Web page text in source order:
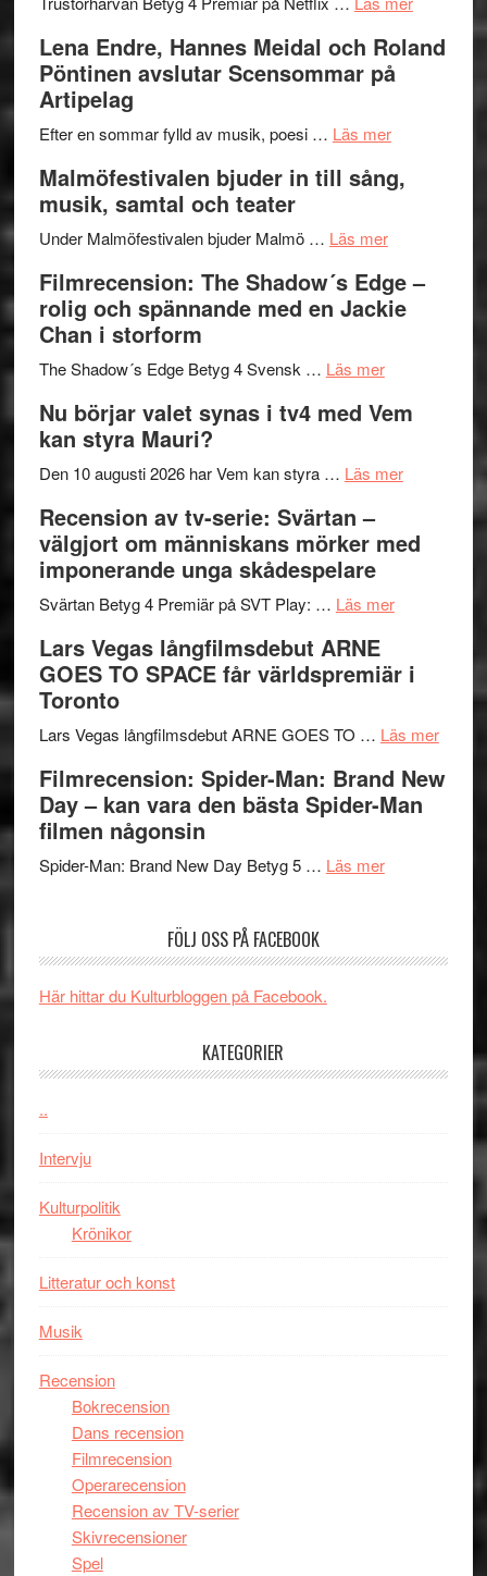
I
Delvis
genrens
terräng
på
Lena Endre, Hannes Meidal och Roland
Pöntinen avslutar Scensommar på
Artipelag
Efter en sommar fylld av musik, poesi … Läs merom
Endre,
Roland
Pöntinen
Artipelag
Malmöfestivalen bjuder in till sång,
musik, samtal och teater
Under Malmöfestivalen bjuder Malmö … Läs merom
bjuder
in
samtal
teater
Filmrecension: The Shadow´s Edge –
rolig och spännande med en Jackie
Chan i storform
The Shadow´s Edge Betyg 4 Svensk … Läs merom
The
´s
rolig
spännande
Jackie
i
Nu börjar valet synas i tv4 med Vem
kan styra Mauri?
Den 10 augusti 2026 har Vem kan styra … Läs merom
valet
Vem
styra
Recension av tv-serie: Svärtan –
välgjort om människans mörker med
imponerande unga skådespelare
Svärtan Betyg 4 Premiär på SVT Play: … Läs merom
tv-
Svärtan
välgjort
om
Lars Vegas långfilmsdebut ARNE
GOES TO SPACE får världspremiär i
Toronto
Lars Vegas långfilmsdebut ARNE GOES TO … Läs merom
Vegas
Filmrecension: Spider-Man: Brand New
Day – kan vara den bästa Spider-Man
filmen någonsin
Spider-Man: Brand New Day Betyg 5 … Läs merom
Brand
kan
FÖLJ OSS PÅ FACEBOOK
Här hittar du Kulturbloggen på Facebook.
KATEGORIER
..
Intervju
Kulturpolitik
Krönikor
Litteratur och konst
Musik
Recension
Bokrecension
Dans recension
Filmrecension
Operarecension
Recension av TV-serier
Skivrecensioner
Spel